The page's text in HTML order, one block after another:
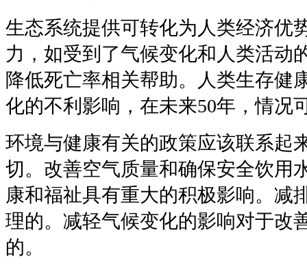
生态系统提供可转化为人类经济优
力，如受到了气候变化和人类活动
降低死亡率相关帮助。人类生存健
化的不利影响，在未来50年，情况
环境与健康有关的政策应该联系起
切。改善空气质量和确保安全饮用
康和福祉具有重大的积极影响。减
理的。减轻气候变化的影响对于改
的。